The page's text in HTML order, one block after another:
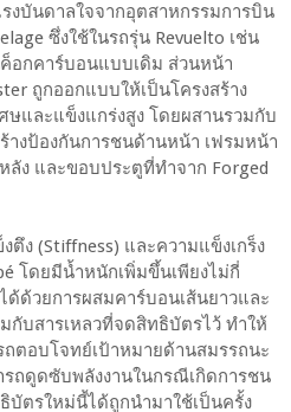
งบันดาลใจจากอุตสาหกรรมการบิน
ซึ่งใช้ในรถรุ่น Revuelto เช่น
อกคาร์บอนแบบเดิม ส่วนหน้า
ถูกออกแบบให้เป็นโครงสร้าง
ษและแข็งแกร่งสูง โดยผสานรวมกับ
างป้องกันการชนด้านหน้า เฟรมหน้า
ง และขอบประตูที่ทำจาก Forged
ง (Stiffness) และความแข็งเกร็ง
โดยมีน้ำหนักเพิ่มขึ้นเพียงไม่กี่
ด้วยการผสมคาร์บอนเส้นยาวและ
กับสารเหลวที่จดสิทธิบัตรไว้ ทำให้
ตอบโจทย์เป้าหมายด้านสมรรถนะ
ถดูดซับพลังงานในกรณีเกิดการชน
บัตรใหม่นี้ได้ถูกนำมาใช้เป็นครั้ง